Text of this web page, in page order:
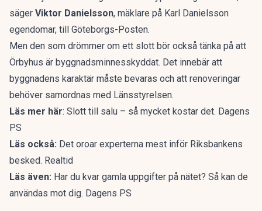
säger Viktor Danielsson, mäklare på Karl Danielsson
egendomar, till Göteborgs-Posten.
Men den som drömmer om ett slott bör också tänka på att
Örbyhus är byggnadsminnesskyddat. Det innebär att
byggnadens karaktär måste bevaras och att renoveringar
behöver samordnas med Länsstyrelsen.
Läs mer här: Slott till salu – så mycket kostar det. Dagens
PS
Läs också: Det oroar experterna mest inför Riksbankens
besked. Realtid
Läs även: Har du kvar gamla uppgifter på nätet? Så kan de
användas mot dig. Dagens PS